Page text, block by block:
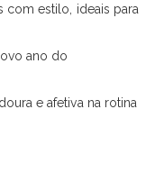
estilo, ideais para
ano do
e afetiva na rotina